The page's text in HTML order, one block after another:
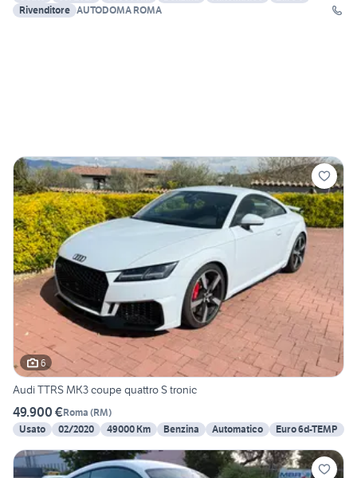
Rivenditore AUTODOMA ROMA
6
Audi TTRS MK3 coupe quattro S tronic
49.900 €Roma (RM)
Usato
02/2020 49000 Km Benzina Automatico Euro 6d-TEMP